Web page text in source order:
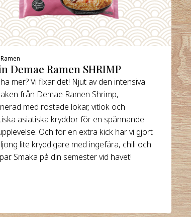
Demae Ramen SHRIMP
mer? Vi fixar det! Njut av den intensiva
från Demae Ramen Shrimp,
med rostade lökar, vitlök och
asiatiska kryddor för en spännande
Och för en extra kick har vi gjort
lite kryddigare med ingefära, chili och
Smaka på din semester vid havet!